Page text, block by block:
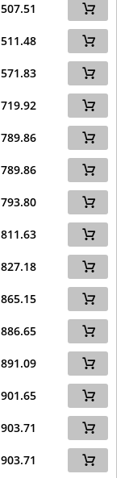
507.51
511.48
571.83
719.92
789.86
789.86
793.80
811.63
827.18
865.15
886.65
891.09
901.65
903.71
903.71